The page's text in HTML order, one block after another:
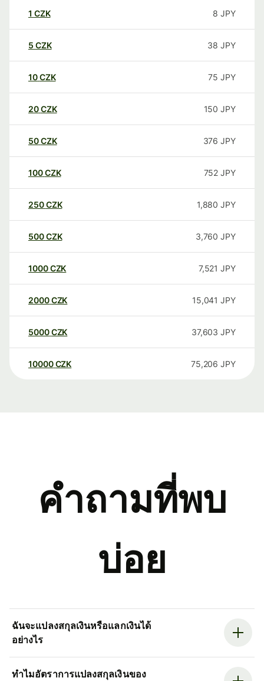
1 CZK 8 JPY
5 CZK 38 JPY
10CZK 75 JPY
20CZK 150 JPY
50CZK 376 JPY
100CZK 752 JPY
250CZK 1,880 JPY
500CZK 3,760 JPY
1000CZK 7,521 JPY
2000CZK 15,041 JPY
5000CZK 37,603 JPY
10000 CZK 75,206 JPY
คำถามที่พบ
บ่อย
ฉันจะแปลงสกุลเงินหรือแลกเงินได้
อย่างไร
ทำไมอัตราการแปลงสกุลเงินของ